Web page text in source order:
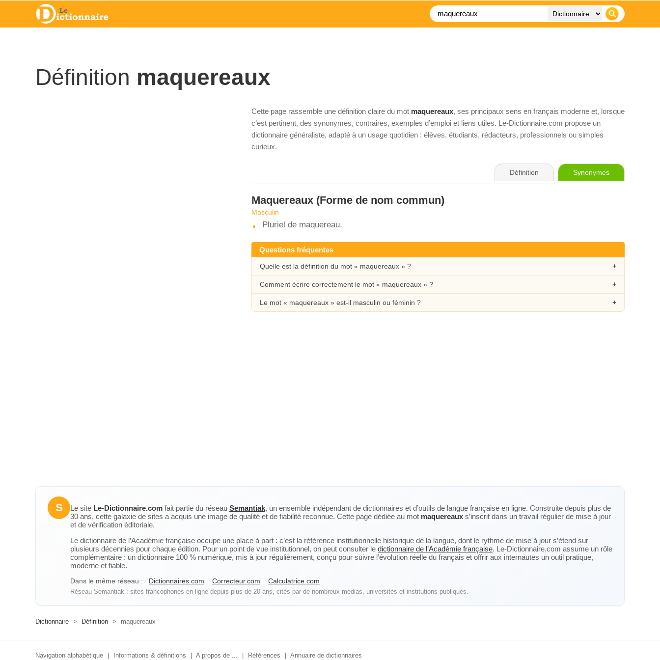
Définition maquereaux
Cette page rassemble une définition claire du mot maquereaux, ses principaux sens en français moderne et, lorsque
c’est pertinent, des synonymes, contraires, exemples d’emploi et liens utiles. Le-Dictionnaire.com propose un
dictionnaire généraliste, adapté à un usage quotidien : élèves, étudiants, rédacteurs, professionnels ou simples
curieux.
Définition Synonymes
Maquereaux (Forme de nom commun)
Masculin
Pluriel de maquereau.
Questions fréquentes
Quelle est la définition du mot « maquereaux » ?
Comment écrire correctement le mot « maquereaux » ?
Le mot « maquereaux » est-il masculin ou féminin ?
S Le site Le-Dictionnaire.com fait partie du réseau Semantiak, un ensemble indépendant de dictionnaires et d’outils de langue française en ligne. Construite depuis plus de
30 ans, cette galaxie de sites a acquis une image de qualité et de fiabilité reconnue. Cette page dédiée au mot maquereaux s’inscrit dans un travail régulier de mise à jour
et de vérification éditoriale.
Le dictionnaire de l’Académie française occupe une place à part : c’est la référence institutionnelle historique de la langue, dont le rythme de mise à jour s’étend sur
plusieurs décennies pour chaque édition. Pour un point de vue institutionnel, on peut consulter le dictionnaire de l’Académie française. Le-Dictionnaire.com assume un rôle
complémentaire : un dictionnaire 100 % numérique, mis à jour régulièrement, conçu pour suivre l’évolution réelle du français et offrir aux internautes un outil pratique,
moderne et fiable.
Dans le même réseau : Dictionnaires.com Correcteur.com Calculatrice.com
Réseau Semantiak : sites francophones en ligne depuis plus de 20 ans, cités par de nombreux médias, universités et institutions publiques.
Dictionnaire > Définition > maquereaux
Navigation alphabétique Informations & définitions A propos de ... Références Annuaire de dictionnaires